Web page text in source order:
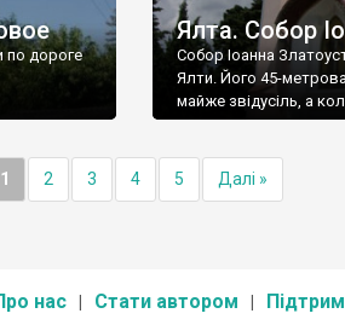
дороге
Ялта. Собор
Собор Іоанна
Ялти. Його 45-метрова
майже звідусіль, а
1 2 3 4 5 Далі »
нас Стати автором